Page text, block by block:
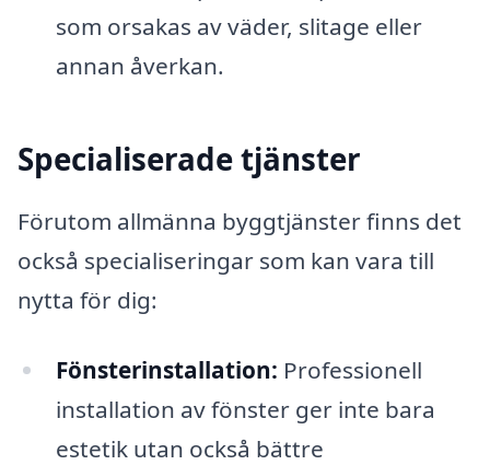
som orsakas av väder, slitage eller
annan åverkan.
Specialiserade tjänster
Förutom allmänna byggtjänster finns det
också specialiseringar som kan vara till
nytta för dig:
Fönsterinstallation: Professionell
installation av fönster ger inte bara
estetik utan också bättre